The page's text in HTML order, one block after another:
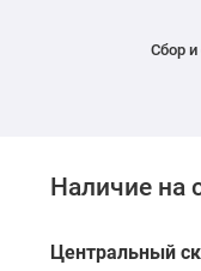
Сбор и
Наличие на
Центральный